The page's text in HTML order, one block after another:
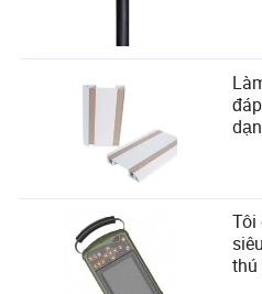
Tôi
thú